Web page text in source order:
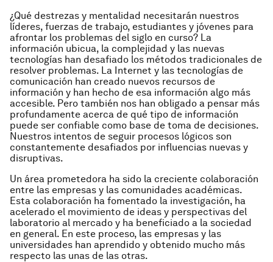
¿Qué destrezas y mentalidad necesitarán nuestros
líderes, fuerzas de trabajo, estudiantes y jóvenes para
afrontar los problemas del siglo en curso? La
información ubicua, la complejidad y las nuevas
tecnologías han desafiado los métodos tradicionales de
resolver problemas. La Internet y las tecnologías de
comunicación han creado nuevos recursos de
información y han hecho de esa información algo más
accesible. Pero también nos han obligado a pensar más
profundamente acerca de qué tipo de información
puede ser confiable como base de toma de decisiones.
Nuestros intentos de seguir procesos lógicos son
constantemente desafiados por influencias nuevas y
disruptivas.
Un área prometedora ha sido la creciente colaboración
entre las empresas y las comunidades académicas.
Esta colaboración ha fomentado la investigación, ha
acelerado el movimiento de ideas y perspectivas del
laboratorio al mercado y ha beneficiado a la sociedad
en general. En este proceso, las empresas y las
universidades han aprendido y obtenido mucho más
respecto las unas de las otras.